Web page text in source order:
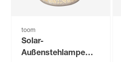
toom
Solar-
Außenstehlampe